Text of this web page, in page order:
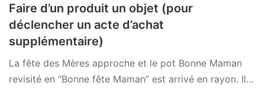
Faire d’un produit un objet (pour
déclencher un acte d’achat
supplémentaire)
La fête des Mères approche et le pot Bonne Maman
revisité en “Bonne fête Maman” est arrivé en rayon. Il…